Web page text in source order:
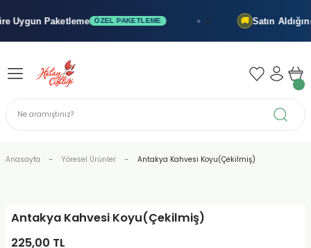
Paketleme ÖZEL PAKETLEME Satın Aldığınız
Geri Dön
Geri Dön
Geri Dön
Anasayfa Yöresel Ürünler Antakya Kahvesi Koyu(Çekilmiş)
Antakya Kahvesi Koyu(Çekilmiş)
225,00 TL